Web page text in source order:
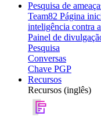
Pesquisa de
Team82 Página
inteligência contra
Painel de
Pesquisa
Conversas
Chave PGP
Recursos
Recursos (inglês)